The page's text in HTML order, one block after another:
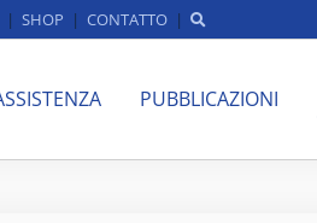
SHOP CONTATTO
PUBBLICAZIONI